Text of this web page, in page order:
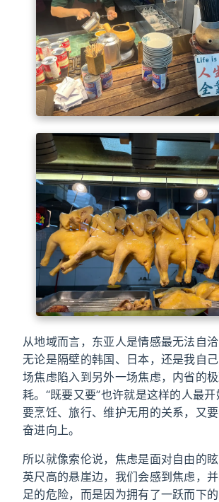
从地域而言，东亚人是情感最无法自洽
无论是隔壁的韩国、日本，还是我自
场焦虑陷入到另外一场焦虑，内省的
耗。“既要又要”也许就是这样的人最
要烹饪、旅行、维护无用的关系，又要
奋进向上。
所以就像索伦说，焦虑是面对自由的
英尺高的悬崖边，我们会感到焦虑，
足的危险，而是因为拥有了一跃而下